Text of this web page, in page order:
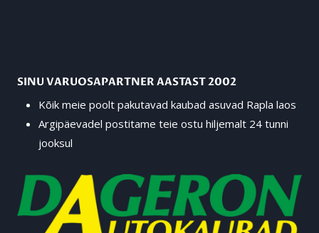
SINU VARUOSAPARTNER AASTAST 2002
Kõik meie poolt pakutavad kaubad asuvad Rapla laos
Argipäevadel postitame teie ostu hiljemalt 24 tunni
jooksul